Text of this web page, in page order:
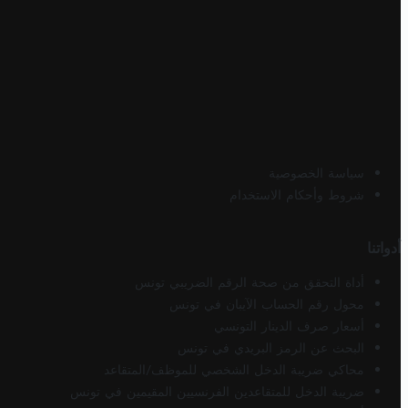
سياسة الخصوصية
شروط وأحكام الاستخدام
أدواتنا
أداة التحقق من صحة الرقم الضريبي تونس
محول رقم الحساب الآيبان في تونس
أسعار صرف الدينار التونسي
البحث عن الرمز البريدي في تونس
محاكي ضريبة الدخل الشخصي للموظف/المتقاعد
ضريبة الدخل للمتقاعدين الفرنسيين المقيمين في تونس